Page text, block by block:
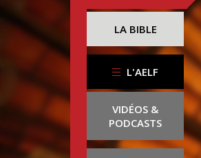
LA BIBLE
L'AELF
VIDÉOS &
PODCASTS